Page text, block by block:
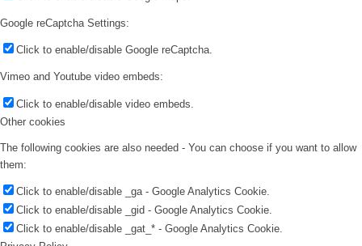
Google reCaptcha Settings:
Click to enable/disable Google reCaptcha.
Vimeo and Youtube video embeds:
Click to enable/disable video embeds.
Other cookies
The following cookies are also needed - You can choose if you want to allow
them:
Click to enable/disable _ga - Google Analytics Cookie.
Click to enable/disable _gid - Google Analytics Cookie.
Click to enable/disable _gat_* - Google Analytics Cookie.